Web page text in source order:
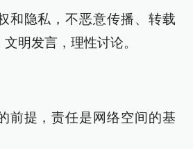
和隐私，不恶意传播、转载
明发言，理性讨论。
前提，责任是网络空间的基